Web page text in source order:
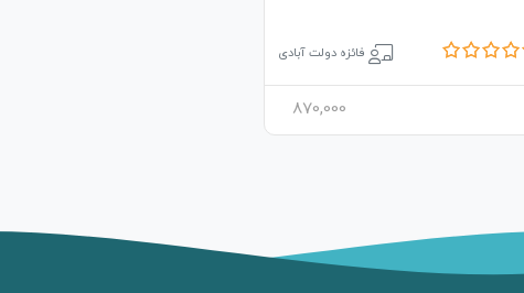
فائزه دولت آبادی
870,000